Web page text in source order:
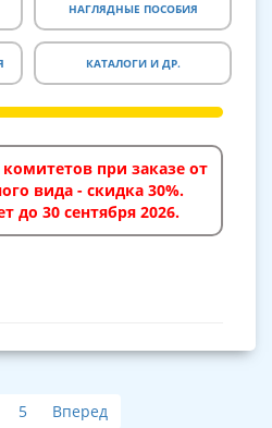
НАГЛЯДНЫЕ ПОСОБИЯ
КАТАЛОГИ И ДР.
при заказе от
вида - скидка 30%.
до 30 сентября 2026.
5 Вперед